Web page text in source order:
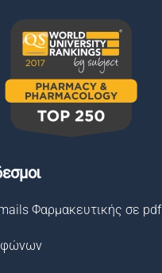
Φαρμακευτικής σε pdf